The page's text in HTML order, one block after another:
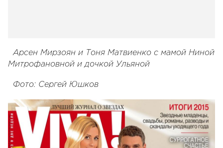
Арсен Мирзоян и Тоня Матвиенко с мамой Ниной
Митрофановной и дочкой Ульяной
Фото: Сергей Юшков